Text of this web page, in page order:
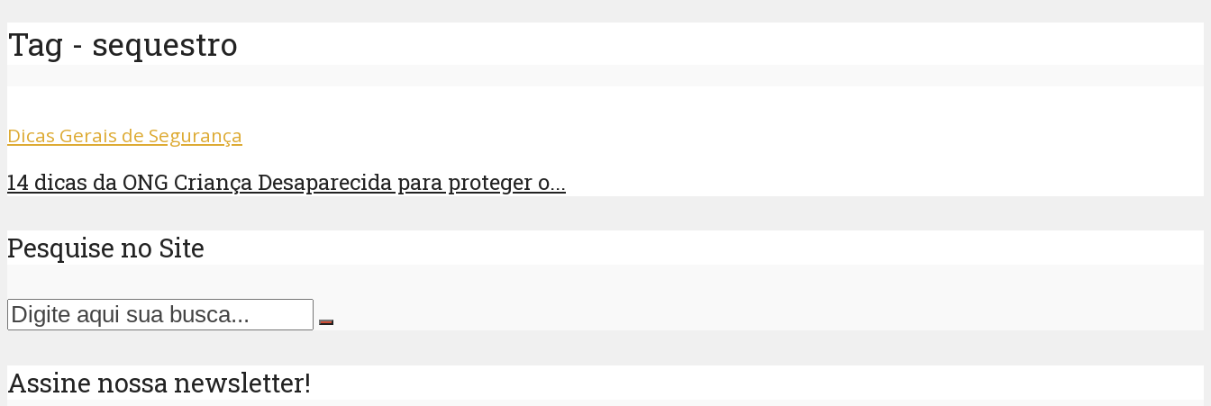
Tag - sequestro
Dicas Gerais de Segurança
14 dicas da ONG Criança Desaparecida para proteger o...
Pesquise no Site
Assine nossa newsletter!